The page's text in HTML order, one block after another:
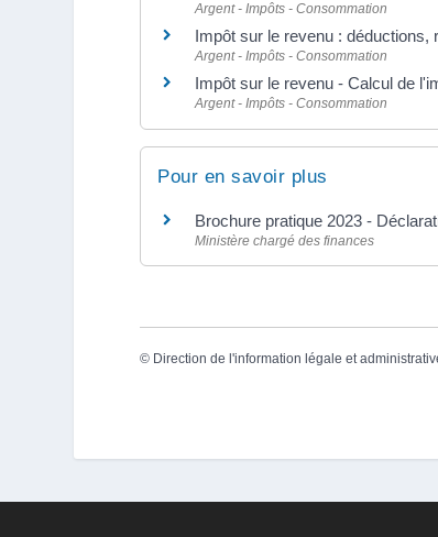
Argent - Impôts - Consommation
Impôt sur le revenu : déductions,
Argent - Impôts - Consommation
Impôt sur le revenu - Calcul de
Argent - Impôts - Consommation
Pour en savoir plus
Brochure pratique 2023 -
Ministère chargé des finances
© Direction de l'information légale et